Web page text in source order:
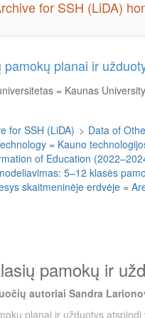
planai ir
= Kaunas
for SSH (LiDA) > Data of
= Kauno
of Education
5–12 klasės
skaitmeninėje erdvėje =
pamokų ir
autoriai Sandra
planai ir užduotys